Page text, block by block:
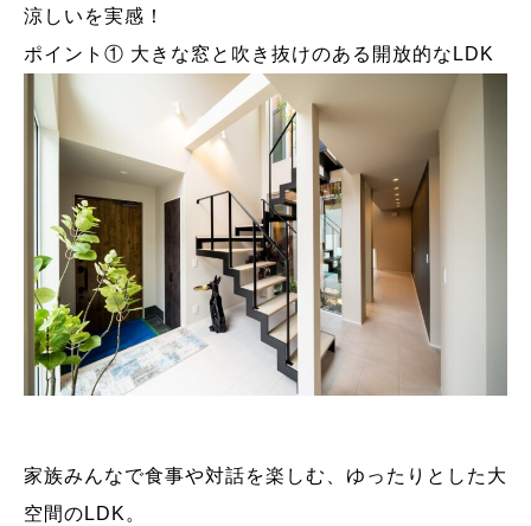
涼しいを実感！
ポイント① 大きな窓と吹き抜けのある開放的なLDK
家族みんなで食事や対話を楽しむ、ゆったりとした大
空間のLDK。